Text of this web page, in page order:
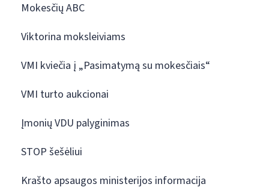
Mokesčių ABC
Viktorina moksleiviams
VMI kviečia į „Pasimatymą su mokesčiais“
VMI turto aukcionai
Įmonių VDU palyginimas
STOP šešėliui
Krašto apsaugos ministerijos informacija